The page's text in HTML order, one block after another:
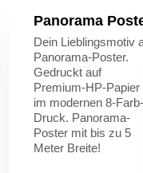
Panorama
Dein Lieblingsmotiv
Panorama-Poster.
Gedruckt auf
Premium-HP-Papier
im modernen 8-Farb-
Druck. Panorama-
Poster mit bis zu 5
Meter Breite!